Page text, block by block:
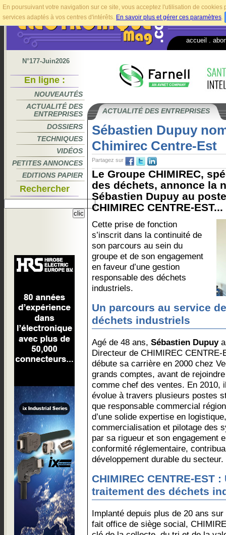
En poursuivant votre navigation sur ce site, vous acceptez l'utilisation de
services adaptés à vos centres d'intérêts. En savoir plus et gérer ces paramètres.
accueil
N°177-Juin2026
En ligne :
NOUVEAUTÉS
ACTUALITÉ DES
ENTREPRISES
DOSSIERS
TECHNIQUES
VIDÉOS
PETITES ANNONCES
EDITIONS PAPIER
Rechercher
ACTUALITÉ DES ENTREPRISES
Sébastien Dupuy
Chimirec Centre-Est
Partagez sur
Le Groupe CHIMIREC,
des déchets, annonce la
Sébastien Dupuy au
CHIMIREC CENTRE-EST...
Cette prise de fonction
s’inscrit dans la continuité de
son parcours au sein du
groupe et de son engagement
en faveur d’une gestion
responsable des déchets
industriels.
Un parcours au service
déchets industriels
Agé de 48 ans, Sébastien Dupuya
Directeur de CHIMIREC
débute sa carrière en 2000 chez
grands comptes, avant de
comme chef des ventes. En 2010,
évolue à travers plusieurs postes
que responsable commercial
d’une solide expertise en
commercialisation et pilotage des
par sa rigueur et son engagement
conformité réglementaire,
développement durable du secteur.
CHIMIREC CENTRE-EST
traitement des déchets
Implanté depuis plus de 20 ans
fait office de siège social,